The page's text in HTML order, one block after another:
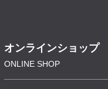
オンラインショップ
ONLINE SHOP